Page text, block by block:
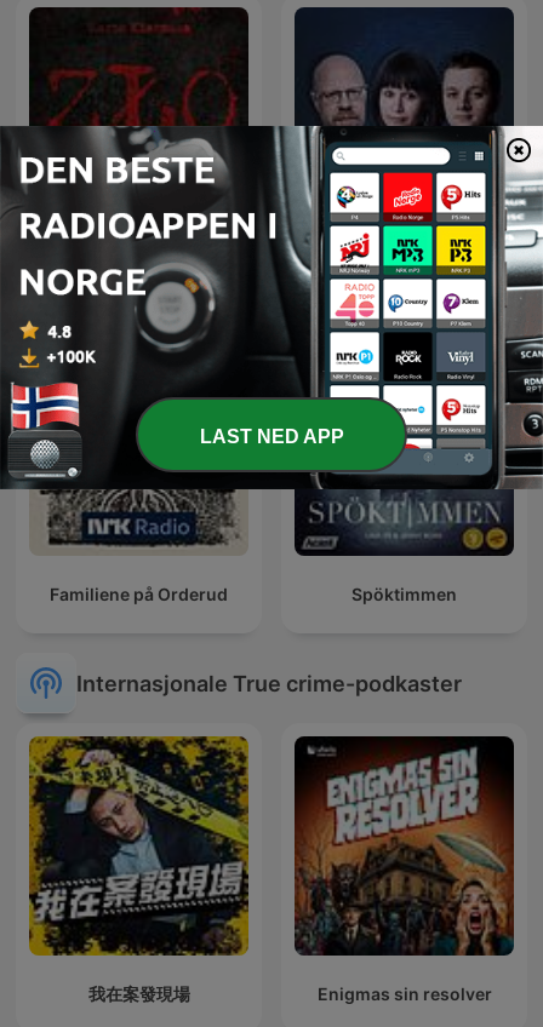
ZŁO - Zbrodnia Łowca
Ofiara
Aftonbladet Krim
Familiene på Orderud Spöktimmen
Internasjonale True crime-podkaster
我在案發現場 Enigmas sin resolver
LAST NED APP